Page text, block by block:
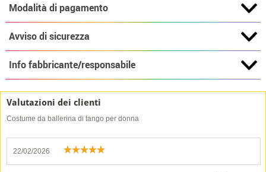
Modalità di pagamento
Avviso di sicurezza
Info fabbricante/responsabile
Valutazioni dei clienti
Costume da ballerina di tango per donna
22/02/2026